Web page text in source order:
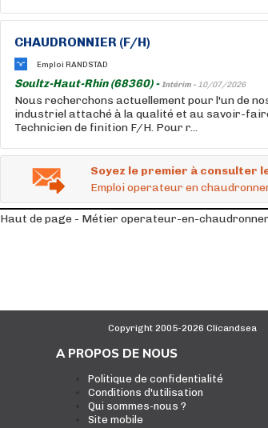
CHAUDRONNIER (F/H)
Emploi RANDSTAD
Soultz-Haut-Rhin (68360) -Intérim - 10/07/2026
Nous recherchons actuellement pour l'un de
industriel attaché à la qualité et au savoir-
Technicien de finition F/H. Pour r...
Soyez le premier à consulter
Emploi operateur en
Haut de page - Métier operateur-en-
Copyright 2005-2026 Clicandsea
A PROPOS DE NOUS
Politique de confidentialité
Conditions d'utilisation
Qui sommes-nous ?
Site mobile